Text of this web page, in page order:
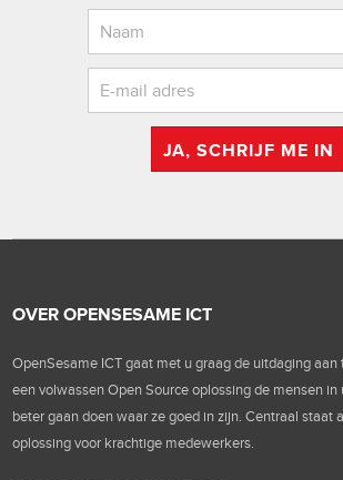
JA, SCHRIJF ME IN
OVER OPENSESAME ICT
OpenSesame ICT gaat met u graag de uitdaging
een volwassen Open Source oplossing de mensen
beter gaan doen waar ze goed in zijn. Centraal staat
oplossing voor krachtige medewerkers.